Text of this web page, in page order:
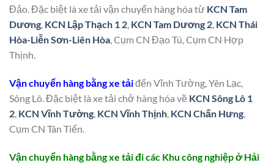
Đảo. Đặc biệt là xe tải vận chuyển hàng hóa từ KCN Tam
Dương, KCN Lập Thạch 1 2, KCN Tam Dương 2, KCN Thái
Hòa-Liễn Sơn-Liên Hòa, Cụm CN Đạo Tú, Cụm CN Hợp
Thịnh.
Vận chuyển hàng bằng xe tảiđến Vĩnh Tường, Yên Lạc,
Sông Lô. Đặc biệt là xe tải chở hàng hóa về KCN Sông Lô 1
2, KCN Vĩnh Tường, KCN Vĩnh Thịnh, KCN Chấn Hưng,
Cụm CN Tân Tiến.
Vận chuyển hàng bằng xe tải đi các Khu công nghiệp ở Hải